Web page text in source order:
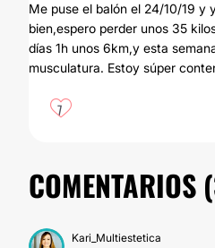
Me puse el balón el 24/10/19 y
bien,espero perder unos 35
días 1h unos 6km,y esta
musculatura. Estoy súper
7
COMENTARIOS (
Kari_Multiestetica